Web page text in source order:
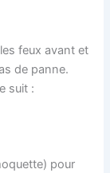
feux avant et
de panne.
suit :
pour